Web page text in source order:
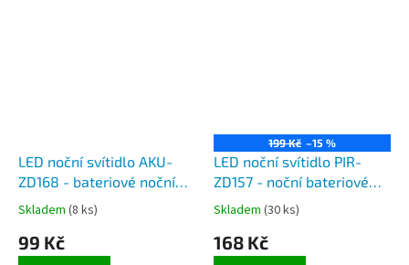
LED noční svítidlo AKU-
ZD168 - bateriové noční
svítidlo s regulací svitu
Skladem (8 ks)
99 Kč
199 Kč –15 %
LED noční svítidlo PIR-
ZD157 - noční bateriové
svítidlo s pohybovým PIR a
soumrakovým čidlem
Skladem (30 ks)
168 Kč